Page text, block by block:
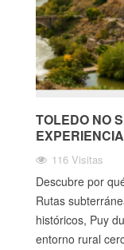
TOLEDO NO
116 Visitas
Descubre por
Rutas
históricos, Puy
entorno rural